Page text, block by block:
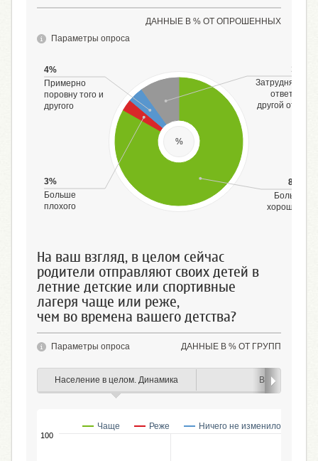
ДАННЫЕ В % ОТ ОПРОШЕННЫХ
Параметры опроса
%
84%
Больше
хорошего
3%
Больше
плохого
4%
Примерно
поровну того и
другого
10%
Затрудняюсь
ответить,
другой ответ
На ваш взгляд, в целом сейчас
родители отправляют своих детей в
летние детские или спортивные
лагеря чаще или реже,
чем во времена вашего детства?
ДАННЫЕ В % ОТ ГРУПП
Параметры опроса
Население в целом. Динамика Возраст
Чаще Реже Ничего не изменилось
100